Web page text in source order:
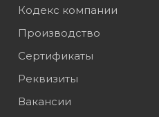
Кодекс компании
Производство
Сертификаты
Реквизиты
Вакансии